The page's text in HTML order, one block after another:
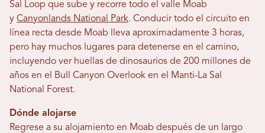
Sal Loop que sube y recorre todo el valle Moab
y Canyonlands National Park. Conducir todo el circuito en
línea recta desde Moab lleva aproximadamente 3 horas,
pero hay muchos lugares para detenerse en el camino,
incluyendo ver huellas de dinosaurios de 200 millones de
años en el Bull Canyon Overlook en el Manti-La Sal
National Forest.
Dónde alojarse
Regrese a su alojamiento en Moab después de un largo